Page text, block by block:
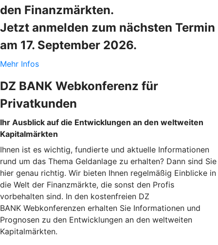
den Finanzmärkten.
Jetzt anmelden zum nächsten Termin
am 17. September 2026.
Mehr Infos
DZ BANK Webkonferenz für
Privatkunden
Ihr Ausblick auf die Entwicklungen an den weltweiten
Kapitalmärkten
Ihnen ist es wichtig, fundierte und aktuelle Informationen
rund um das Thema Geldanlage zu erhalten? Dann sind Sie
hier genau richtig. Wir bieten Ihnen regelmäßig Einblicke in
die Welt der Finanzmärkte, die sonst den Profis
vorbehalten sind. In den kostenfreien DZ
BANK Webkonferenzen erhalten Sie Informationen und
Prognosen zu den Entwicklungen an den weltweiten
Kapitalmärkten.